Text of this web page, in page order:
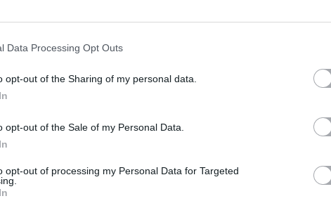
Data Processing Opt Outs
opt-out of the Sharing of my personal data.
opt-out of the Sale of my Personal Data.
opt-out of processing my Personal Data for Targeted
Fot. Straż Miejska
do patrolu podbiegł zdenerwowany mężczyzna. Poinformował, że wiezie